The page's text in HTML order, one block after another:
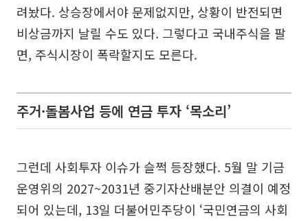
려놨다. 상승장에서야 문제없지만, 상황이 반전되면
비상금까지 날릴 수도 있다. 그렇다고 국내주식을 팔
면, 주식시장이 폭락할지도 모른다.
주거·돌봄사업 등에 연금 투자 ‘목소리’
그런데 사회투자 이슈가 슬쩍 등장했다. 5월 말 기금
운영위의 2027~2031년 중기자산배분안 의결이 예정
되어 있는데, 13일 더불어민주당이 ‘국민연금의 사회